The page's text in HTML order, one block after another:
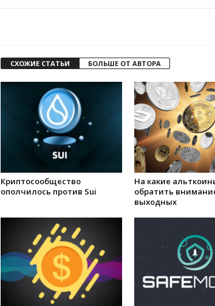
СХОЖИЕ СТАТЬИ БОЛЬШЕ ОТ АВТОРА
Криптосообщество
ополчилось против Sui
На какие
обратить
выходных